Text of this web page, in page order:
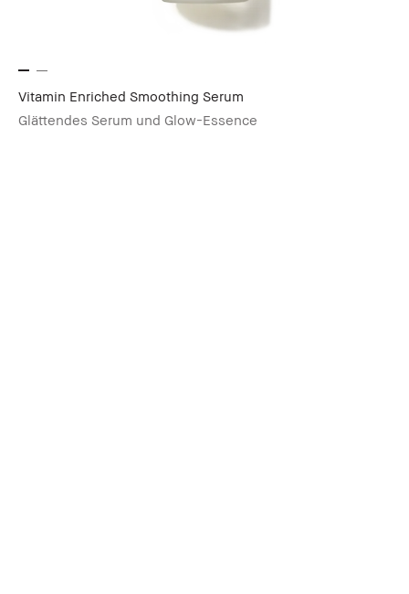
Vitamin Enriched Smoothing Serum
Glättendes Serum und Glow-Essence